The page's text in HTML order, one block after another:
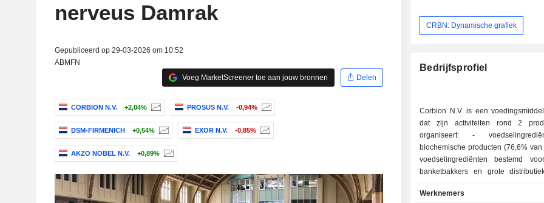
nerveus Damrak
Gepubliceerd op 29-03-2026 om 10:52
ABMFN
Voeg MarketScreener toe aan jouw bronnen
Delen
CORBION N.V. +2,04% PROSUS N.V. -0,94%
DSM-FIRMENICH +0,54% EXOR N.V. -0,85%
AKZO NOBEL N.V. +0,89%
CRBN: Dynamische grafiek
Bedrijfsprofiel
Corbion N.V. is een
dat zijn activiteiten rond 2
organiseert: - voedselingrediënten en
biochemische producten (76,6% van
voedselingrediënten bestemd
banketbakkers en grote
enz. verkocht onder de
Werknemers